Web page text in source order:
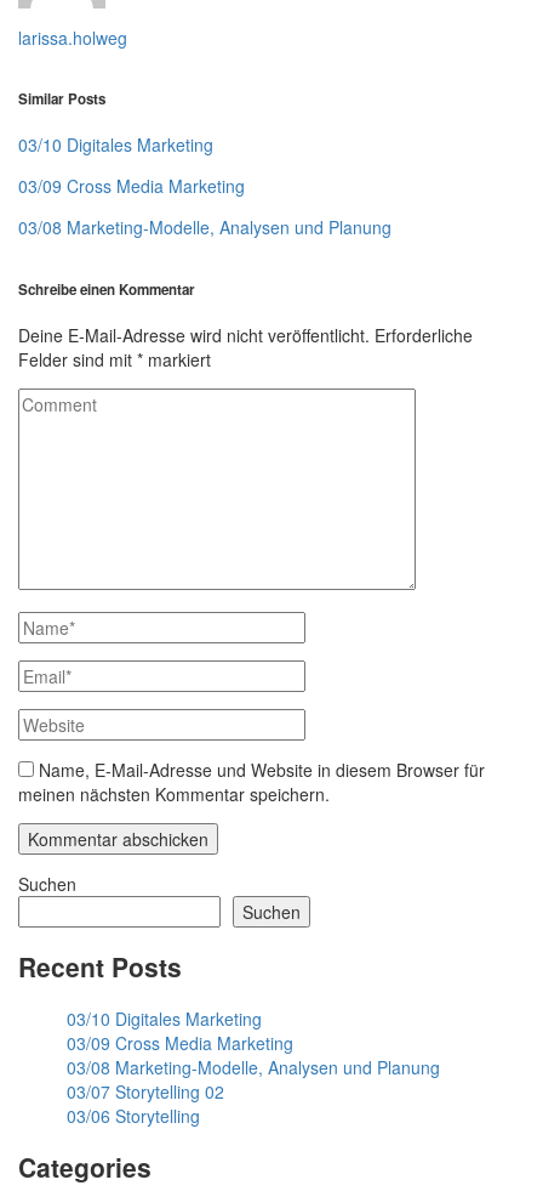
larissa.holweg
Similar Posts
03/10 Digitales Marketing
03/09 Cross Media Marketing
03/08 Marketing-Modelle, Analysen und Planung
Schreibe einen Kommentar
Deine E-Mail-Adresse wird nicht veröffentlicht. Erforderliche
Felder sind mit * markiert
Name, E-Mail-Adresse und Website in diesem Browser für
meinen nächsten Kommentar speichern.
Suchen
Suchen
Recent Posts
03/10 Digitales Marketing
03/09 Cross Media Marketing
03/08 Marketing-Modelle, Analysen und Planung
03/07 Storytelling 02
03/06 Storytelling
Categories